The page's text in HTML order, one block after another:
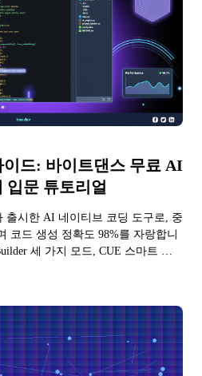
드: 바이트댄스 무료 AI
입문 튜토리얼
출시한 AI 네이티브 코딩 도구로, 중
코드 생성 정확도 98%를 자랑합니
세 가지 모드, CUE 스마트 예
버전 가격을 자세히 설명하고, 완